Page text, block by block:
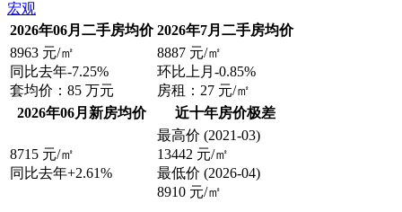
宏观
2026年06月二手房均价 2026年7月二手房均价
8963 元/㎡
同比去年-7.25%
套均价： 85 万元
8887 元/㎡
环比上月 -0.85%
房租： 27 元/㎡
2026年06月新房均价
近十年房价极差
8715 元/㎡
同比去年+2.61%
最高价 (2021-03)
13442 元/㎡
最低价 (2026-04)
8910 元/㎡